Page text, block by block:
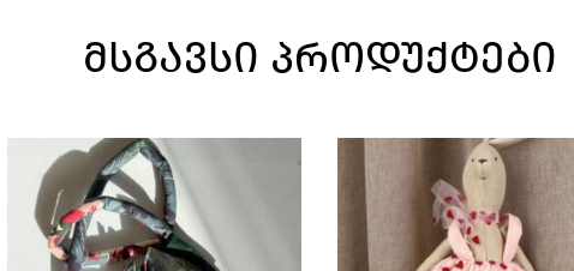
ᲛᲡᲒᲐᲕᲡᲘ ᲞᲠᲝᲓᲣᲥᲢᲔᲑᲘ